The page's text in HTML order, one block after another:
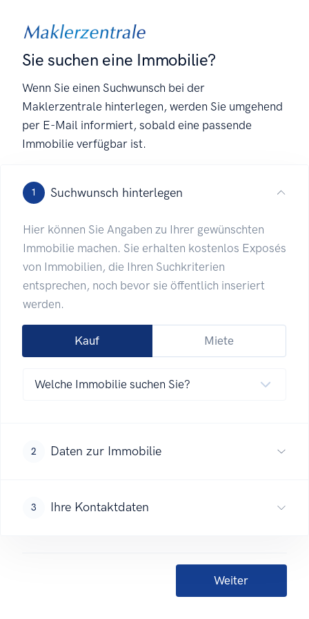
Sie suchen eine Immobilie?
Wenn Sie einen Suchwunsch bei der
Maklerzentrale hinterlegen, werden Sie umgehend
per E-Mail informiert, sobald eine passende
Immobilie verfügbar ist.
1 Suchwunsch hinterlegen
Hier können Sie Angaben zu Ihrer gewünschten
Immobilie machen. Sie erhalten kostenlos Exposés
von Immobilien, die Ihren Suchkriterien
entsprechen, noch bevor sie öffentlich inseriert
werden.
Kauf Miete
2 Daten zur Immobilie
3 Ihre Kontaktdaten
Weiter